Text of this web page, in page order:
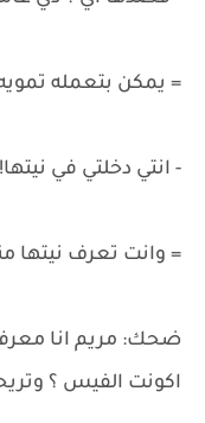
= يمكن بتعمله
- انتي دخلتي في نيتها!
= وانت تعرف نيتها
ضحك: مريم انا
اكونت الفيس ؟